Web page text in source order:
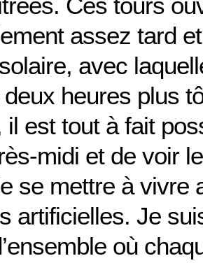
assez tard
avec
heures plus
il est tout à fait
midi et de voir
se mettre à vivre
artificielles. Je
où